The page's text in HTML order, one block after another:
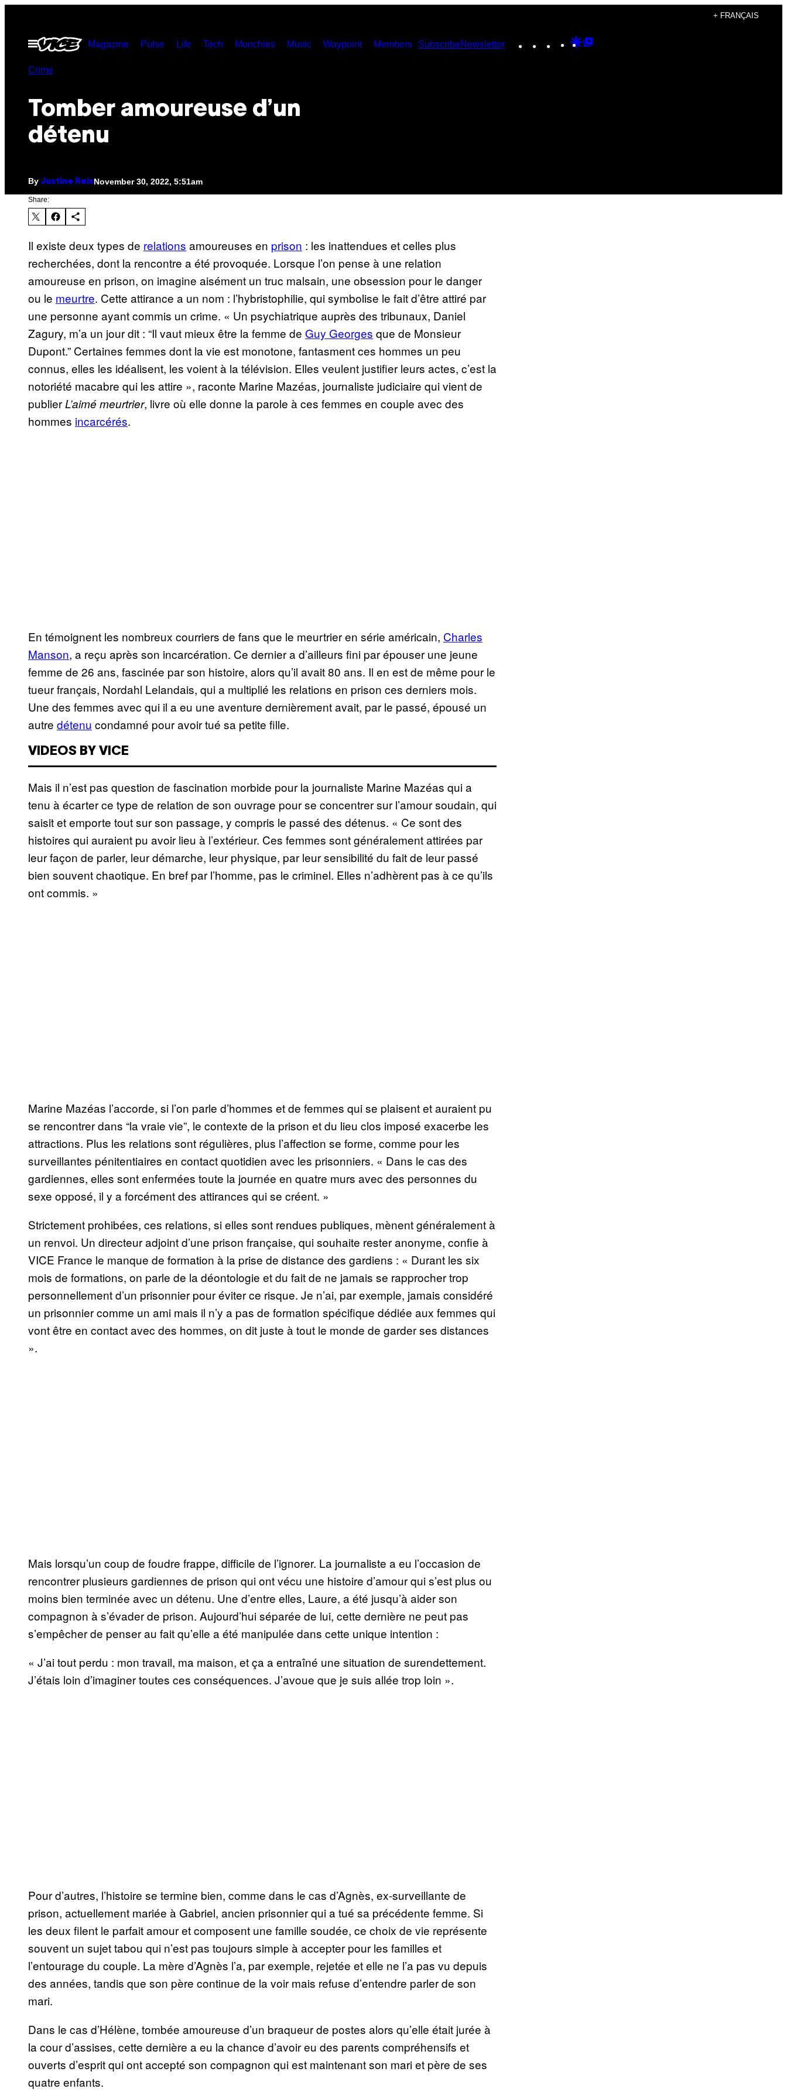
content
+ FRANÇAIS
Open
Menu
Magazine Pulse Life Tech Munchies Music Waypoint Members SubscribeNewsletter Instagram
TikTokYouTube
Google
Crime
Tomber amoureuse d’un
détenu
By Justine ReixNovember 30, 2022, 5:51am
Share:
Il existe deux types de relations amoureuses en prison : les inattendues et celles plus
recherchées, dont la rencontre a été provoquée. Lorsque l’on pense à une relation
amoureuse en prison, on imagine aisément un truc malsain, une obsession pour le danger
ou le meurtre. Cette attirance a un nom : l’hybristophilie, qui symbolise le fait d’être attiré par
une personne ayant commis un crime. « Un psychiatrique auprès des tribunaux, Daniel
Zagury, m’a un jour dit : “Il vaut mieux être la femme de Guy Georges que de Monsieur
Dupont.” Certaines femmes dont la vie est monotone, fantasment ces hommes un peu
connus, elles les idéalisent, les voient à la télévision. Elles veulent justifier leurs actes, c’est la
notoriété macabre qui les attire », raconte Marine Mazéas, journaliste judiciaire qui vient de
publierL’aimé meurtrier, livre où elle donne la parole à ces femmes en couple avec des
hommes incarcérés.
En témoignent les nombreux courriers de fans que le meurtrier en série américain, Charles
Manson, a reçu après son incarcération. Ce dernier a d’ailleurs fini par épouser une jeune
femme de 26 ans, fascinée par son histoire, alors qu’il avait 80 ans. Il en est de même pour le
tueur français, Nordahl Lelandais, qui a multiplié les relations en prison ces derniers mois.
Une des femmes avec qui il a eu une aventure dernièrement avait, par le passé, épousé un
autre détenu condamné pour avoir tué sa petite fille.
VIDEOS BY VICE
Mais il n’est pas question de fascination morbide pour la journaliste Marine Mazéas qui a
tenu à écarter ce type de relation de son ouvrage pour se concentrer sur l’amour soudain, qui
saisit et emporte tout sur son passage, y compris le passé des détenus. « Ce sont des
histoires qui auraient pu avoir lieu à l’extérieur. Ces femmes sont généralement attirées par
leur façon de parler, leur démarche, leur physique, par leur sensibilité du fait de leur passé
bien souvent chaotique. En bref par l’homme, pas le criminel. Elles n’adhèrent pas à ce qu’ils
ont commis. »
Marine Mazéas l’accorde, si l’on parle d’hommes et de femmes qui se plaisent et auraient pu
se rencontrer dans “la vraie vie”, le contexte de la prison et du lieu clos imposé exacerbe les
attractions. Plus les relations sont régulières, plus l’affection se forme, comme pour les
surveillantes pénitentiaires en contact quotidien avec les prisonniers. « Dans le cas des
gardiennes, elles sont enfermées toute la journée en quatre murs avec des personnes du
sexe opposé, il y a forcément des attirances qui se créent. »
Strictement prohibées, ces relations, si elles sont rendues publiques, mènent généralement à
un renvoi. Un directeur adjoint d’une prison française, qui souhaite rester anonyme, confie à
VICE France le manque de formation à la prise de distance des gardiens : « Durant les six
mois de formations, on parle de la déontologie et du fait de ne jamais se rapprocher trop
personnellement d’un prisonnier pour éviter ce risque. Je n’ai, par exemple, jamais considéré
un prisonnier comme un ami mais il n’y a pas de formation spécifique dédiée aux femmes qui
vont être en contact avec des hommes, on dit juste à tout le monde de garder ses distances
».
Mais lorsqu’un coup de foudre frappe, difficile de l’ignorer. La journaliste a eu l’occasion de
rencontrer plusieurs gardiennes de prison qui ont vécu une histoire d’amour qui s’est plus ou
moins bien terminée avec un détenu. Une d’entre elles, Laure, a été jusqu’à aider son
compagnon à s’évader de prison. Aujourd’hui séparée de lui, cette dernière ne peut pas
s’empêcher de penser au fait qu’elle a été manipulée dans cette unique intention :
« J’ai tout perdu : mon travail, ma maison, et ça a entraîné une situation de surendettement.
J’étais loin d’imaginer toutes ces conséquences. J’avoue que je suis allée trop loin ».
Pour d’autres, l’histoire se termine bien, comme dans le cas d’Agnès, ex-surveillante de
prison, actuellement mariée à Gabriel, ancien prisonnier qui a tué sa précédente femme. Si
les deux filent le parfait amour et composent une famille soudée, ce choix de vie représente
souvent un sujet tabou qui n’est pas toujours simple à accepter pour les familles et
l’entourage du couple. La mère d’Agnès l’a, par exemple, rejetée et elle ne l’a pas vu depuis
des années, tandis que son père continue de la voir mais refuse d’entendre parler de son
mari.
Dans le cas d’Hélène, tombée amoureuse d’un braqueur de postes alors qu’elle était jurée à
la cour d’assises, cette dernière a eu la chance d’avoir eu des parents compréhensifs et
ouverts d’esprit qui ont accepté son compagnon qui est maintenant son mari et père de ses
quatre enfants.